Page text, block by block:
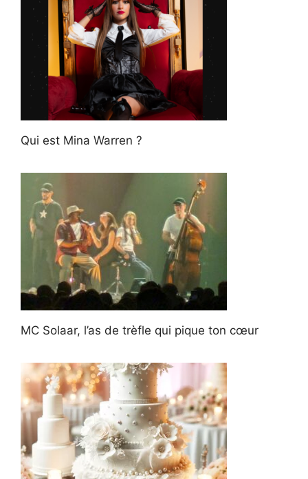
Qui est Mina Warren ?
MC Solaar, l’as de trèfle qui pique ton cœur